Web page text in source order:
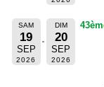
SAM
19
SEP
2026
DIM
20
SEP
2026